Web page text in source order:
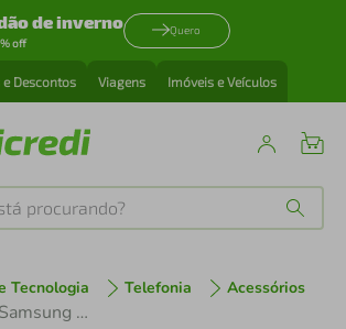
de inverno
off
Quero
Descontos Viagens Imóveis e Veículos
Tecnologia Telefonia Acessórios
Película para Samsung Galaxy A22 - AntiBlue - Gshield